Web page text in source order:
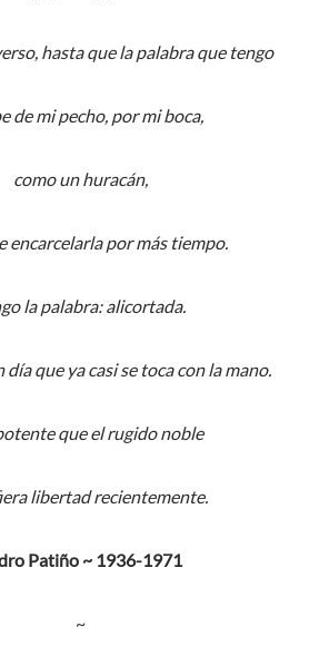
hasta que la palabra que tengo
de mi pecho, por mi boca,
como un huracán,
encarcelarla por más tiempo.
la palabra: alicortada.
día que ya casi se toca con la mano.
que el rugido noble
libertad recientemente.
Patiño ~ 1936-1971
~